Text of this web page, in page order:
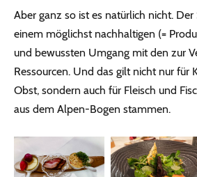
Aber ganz so ist es natürlich nicht.
einem möglichst nachhaltigen (=
und bewussten Umgang mit den zur
Ressourcen. Und das gilt nicht nur für
Obst, sondern auch für Fleisch und
aus dem Alpen-Bogen stammen.